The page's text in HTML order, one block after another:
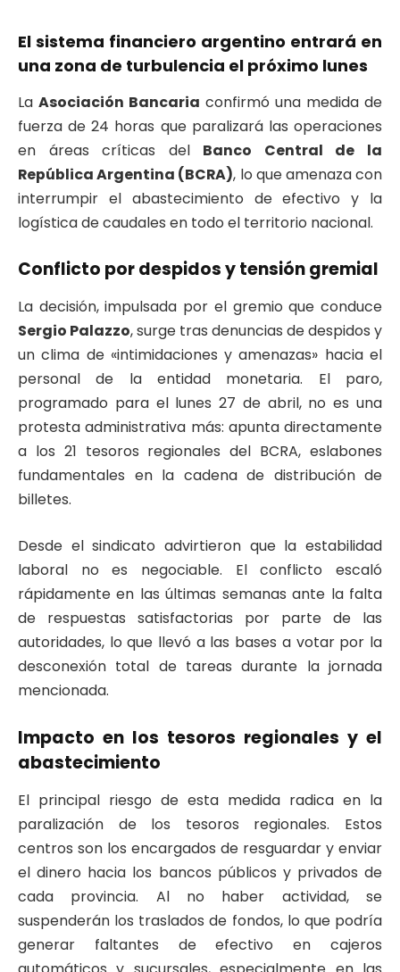
El sistema financiero argentino entrará en
una zona de turbulencia el próximo lunes
La Asociación Bancaria confirmó una medida de
fuerza de 24 horas que paralizará las operaciones
en áreas críticas del Banco Central de la
República Argentina (BCRA), lo que amenaza con
interrumpir el abastecimiento de efectivo y la
logística de caudales en todo el territorio nacional.
Conflicto por despidos y tensión gremial
La decisión, impulsada por el gremio que conduce
Sergio Palazzo, surge tras denuncias de despidos y
un clima de «intimidaciones y amenazas» hacia el
personal de la entidad monetaria. El paro,
programado para el lunes 27 de abril, no es una
protesta administrativa más: apunta directamente
a los 21 tesoros regionales del BCRA, eslabones
fundamentales en la cadena de distribución de
billetes.
Desde el sindicato advirtieron que la estabilidad
laboral no es negociable. El conflicto escaló
rápidamente en las últimas semanas ante la falta
de respuestas satisfactorias por parte de las
autoridades, lo que llevó a las bases a votar por la
desconexión total de tareas durante la jornada
mencionada.
Impacto en los tesoros regionales y el
abastecimiento
El principal riesgo de esta medida radica en la
paralización de los tesoros regionales. Estos
centros son los encargados de resguardar y enviar
el dinero hacia los bancos públicos y privados de
cada provincia. Al no haber actividad, se
suspenderán los traslados de fondos, lo que podría
generar faltantes de efectivo en cajeros